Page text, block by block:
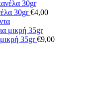
30gr€4,00
35gr€9,00